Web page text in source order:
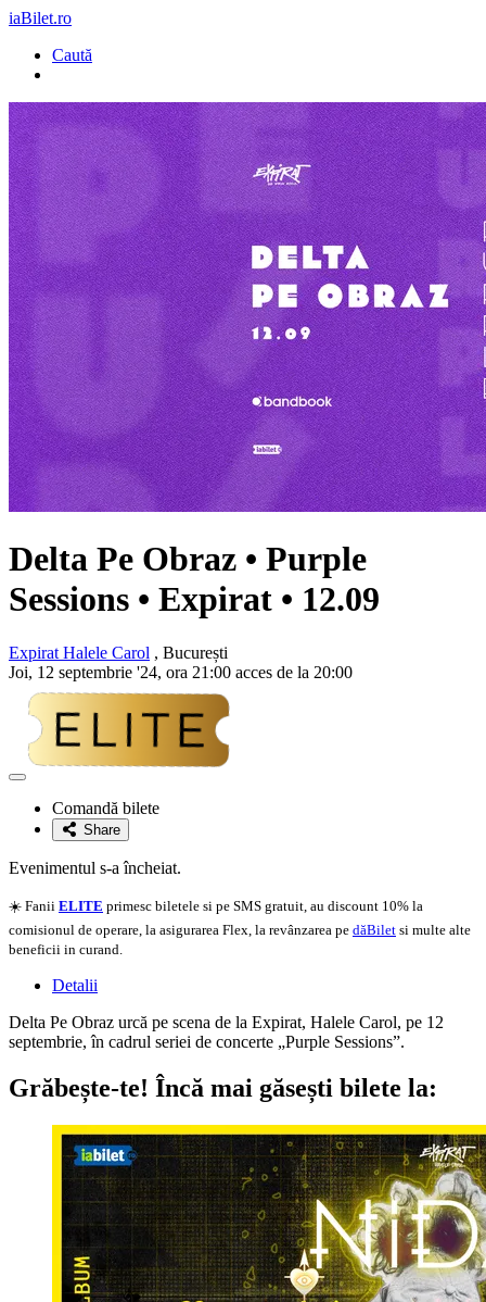
iaBilet.ro
Caută
Delta Pe Obraz • Purple
Sessions • Expirat • 12.09
Expirat Halele Carol , București
Joi, 12 septembrie '24, ora 21:00 acces de la 20:00
Adaugă
favoriteComandă bilete
Share
Evenimentul s-a încheiat.
☀️ Fanii ELITE primesc biletele si pe SMS gratuit, au discount 10% la
comisionul de operare, la asigurarea Flex, la revânzarea pe dăBilet si multe alte
beneficii in curand.
Detalii
Delta Pe Obraz urcă pe scena de la Expirat, Halele Carol, pe 12
septembrie, în cadrul seriei de concerte „Purple Sessions”.
Grăbește-te! Încă mai găsești bilete la: